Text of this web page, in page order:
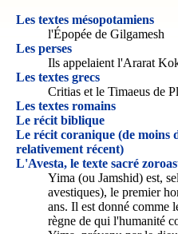
Les textes mésopotamiens
l'Épopée de Gilgamesh
Les perses
Ils appelaient l'Ararat
Les textes grecs
Critias et le Timaeus de
Les textes romains
Le récit biblique
Le récit coranique (de moins
relativement récent)
L'Avesta, le texte sacré
Yima (ou Jamshid) est,
avestiques), le premier
ans. Il est donné comme
règne de qui l'humanité